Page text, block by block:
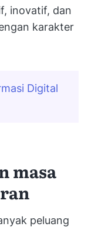
inovatif, dan
karakter
Digital
masa
peluang